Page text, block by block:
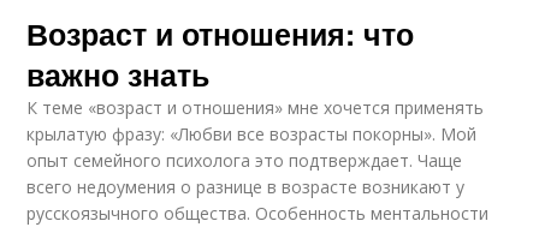
Возраст и отношения: что
важно знать
К теме «возраст и отношения» мне хочется применять
крылатую фразу: «Любви все возрасты покорны». Мой
опыт семейного психолога это подтверждает. Чаще
всего недоумения о разнице в возрасте возникают у
русскоязычного общества. Особенность ментальности